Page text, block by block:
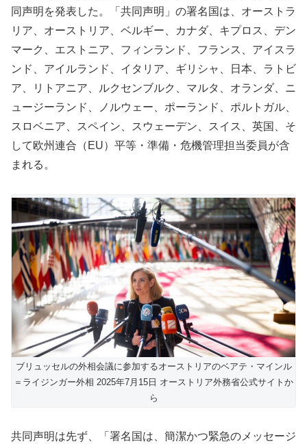
同声明を発表した。「共同声明」の署名国は、オーストラ
リア、オーストリア、ベルギー、カナダ、キプロス、デン
マーク、エストニア、フィンランド、フランス、アイスラ
ンド、アイルランド、イタリア、ギリシャ、日本、ラトビ
ア、リトアニア、ルクセンブルク、マルタ、オランダ、ニ
ュージーランド、ノルウェー、ポーランド、ポルトガル、
スロベニア、スペイン、スウェーデン、スイス、英国、そ
して欧州連合（EU）平等・準備・危機管理担当委員が含
まれる。
ブリュッセルの外相会議に参加するオーストリアのベアテ・マインル
＝ライジンガー外相 2025年7月15日 オーストリア外務省公式サイトか
ら
共同声明は先ず、「署名国は、簡潔かつ緊急のメッセージ